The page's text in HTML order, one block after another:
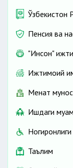
Ўзбекистон
Пенсия ва
"Инсон"
Ижтимоий
Меҳнат
Ишдаги
Таълим